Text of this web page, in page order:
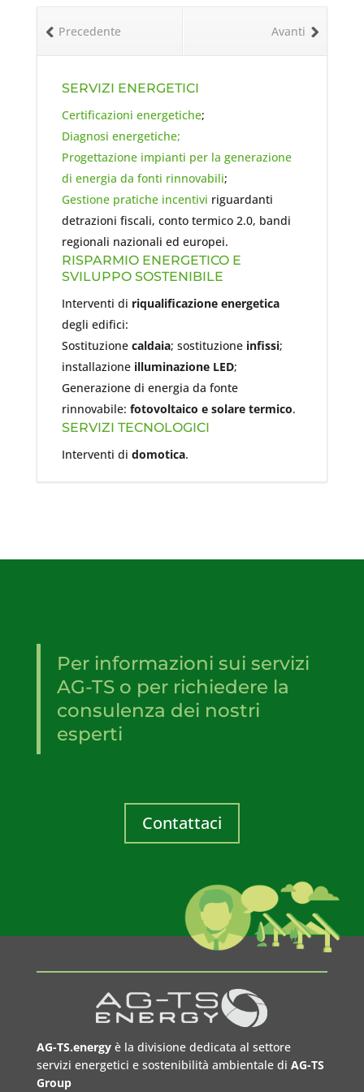
Avanti
Precedente
SERVIZI ENERGETICI
Certificazioni energetiche;
Diagnosi energetiche;
Progettazione impianti per la generazione
di energia da fonti rinnovabili;
Gestione pratiche incentivi riguardanti
detrazioni fiscali, conto termico 2.0, bandi
regionali nazionali ed europei.
RISPARMIO ENERGETICO E
SVILUPPO SOSTENIBILE
Interventi di riqualificazione energetica
degli edifici:
Sostituzione caldaia; sostituzione infissi;
installazione illuminazione LED;
Generazione di energia da fonte
rinnovabile: fotovoltaico e solare termico.
SERVIZI TECNOLOGICI
Interventi di domotica.
Per informazioni sui servizi
AG-TS o per richiedere la
consulenza dei nostri
esperti
Contattaci
AG-TS.energyè la divisione dedicata al settore
servizi energetici e sostenibilità ambientale di AG-TS
Group